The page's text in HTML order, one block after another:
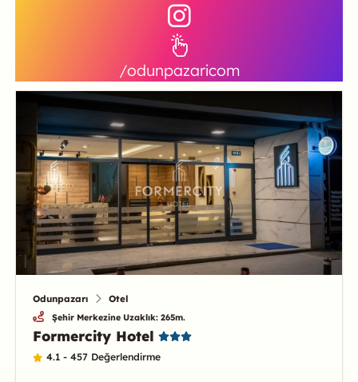
/odunpazaricom
Odunpazarı Otel
Şehir Merkezine Uzaklık: 265m.
Formercity Hotel
4.1 - 457 Değerlendirme